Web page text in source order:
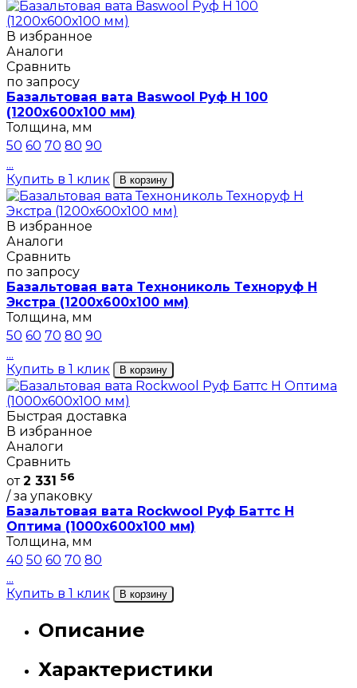
В избранное
Аналоги
Сравнить
по запросу
Базальтовая вата Baswool Руф Н 100
(1200х600х100 мм)
Толщина, мм
50 60 70 80 90
...
Купить в 1 клик
В корзину
В избранное
Аналоги
Сравнить
по запросу
Базальтовая вата Технониколь Техноруф Н
Экстра (1200х600х100 мм)
Толщина, мм
50 60 70 80 90
...
Купить в 1 клик
В корзину
Быстрая доставка
В избранное
Аналоги
Сравнить
от2 331 56
/ за упаковку
Базальтовая вата Rockwool Руф Баттс Н
Оптима (1000х600х100 мм)
Толщина, мм
40 50 60 70 80
...
Купить в 1 клик
В корзину
Описание
Характеристики